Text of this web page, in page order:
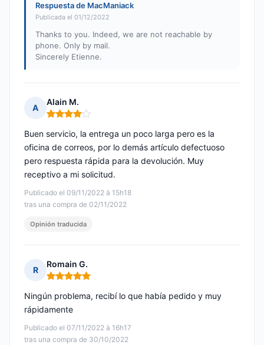
Respuesta de MacManiack
Publicada el 01/12/2022
Thanks to you. Indeed, we are not reachable by
phone. Only by mail.
Sincerely Etienne.
A
Alain M.
Nota: 4 de 5
Publicado el 09/11/2022 à 15h18
tras una compra de 02/11/2022
Buen servicio, la entrega un poco larga pero es la
oficina de correos, por lo demás artículo defectuoso
pero respuesta rápida para la devolución. Muy
receptivo a mi solicitud.
Opinión traducida
R
Romain G.
Nota: 5 de 5
Publicado el 07/11/2022 à 16h17
tras una compra de 30/10/2022
Ningún problema, recibí lo que había pedido y muy
rápidamente